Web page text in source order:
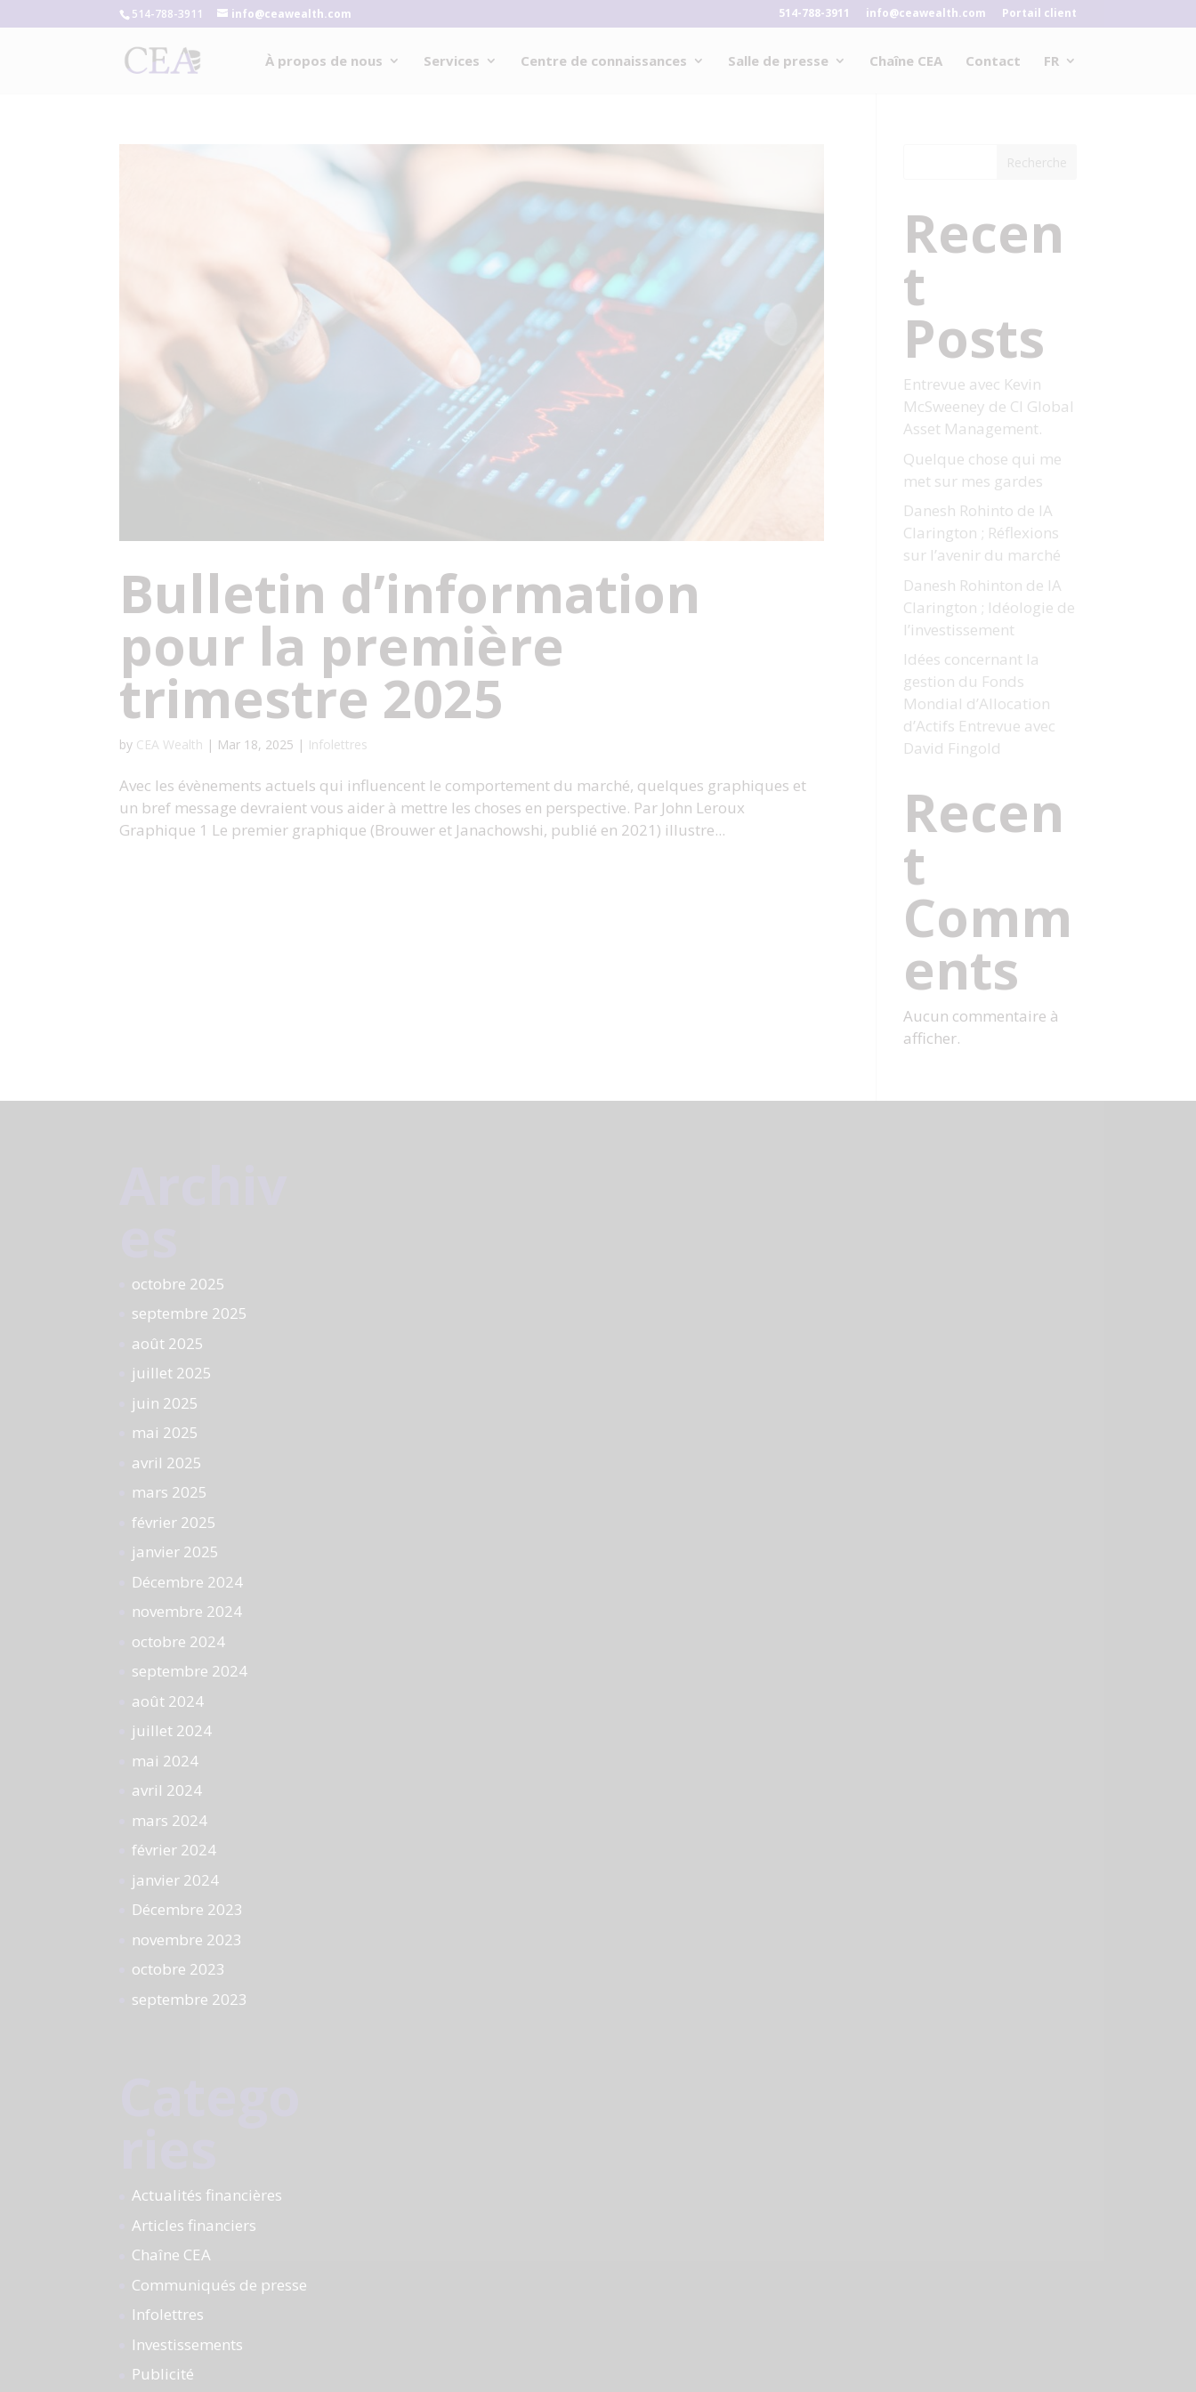
514-788-3911 info@ceawealth.com 514-788-3911 info@ceawealth.com Portail client
À propos de nous Services Centre de connaissances Salle de presse Chaîne CEA Contact FR
Bulletin d’information
pour la première
trimestre 2025
by CEA Wealth | Mar 18, 2025 | Infolettres
Avec les évènements actuels qui influencent le comportement du marché, quelques graphiques et
un bref message devraient vous aider à mettre les choses en perspective. Par John Leroux
Graphique 1 Le premier graphique (Brouwer et Janachowshi, publié en 2021) illustre...
Recherche
Recen
t
Posts
Entrevue avec Kevin
McSweeney de CI Global
Asset Management.
Quelque chose qui me
met sur mes gardes
Danesh Rohinto de IA
Clarington ; Réflexions
sur l’avenir du marché
Danesh Rohinton de IA
Clarington ; Idéologie de
l’investissement
Idées concernant la
gestion du Fonds
Mondial d’Allocation
d’Actifs Entrevue avec
David Fingold
Recen
t
Comm
ents
Aucun commentaire à
afficher.
octobre 2025
septembre 2025
août 2025
juillet 2025
juin 2025
mai 2025
avril 2025
mars 2025
février 2025
janvier 2025
Décembre 2024
novembre 2024
octobre 2024
septembre 2024
août 2024
juillet 2024
mai 2024
avril 2024
mars 2024
février 2024
janvier 2024
Décembre 2023
novembre 2023
octobre 2023
septembre 2023
Actualités financières
Articles financiers
Chaîne CEA
Communiqués de presse
Infolettres
Investissements
Publicité